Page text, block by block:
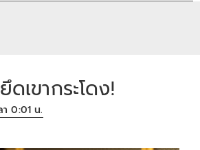
เขากระโดง!
0:01 น.